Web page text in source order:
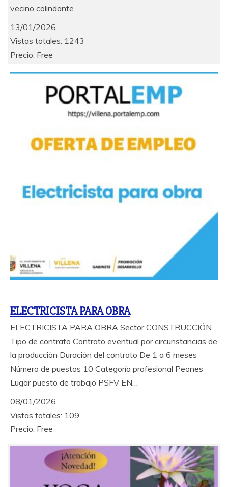
vecino colindante
13/01/2026
Vistas totales: 1243
Precio: Free
ELECTRICISTA PARA OBRA
ELECTRICISTA PARA OBRA Sector CONSTRUCCIÓN
Tipo de contrato Contrato eventual por circunstancias de
la producción Duración del contrato De 1 a 6 meses
Número de puestos 10 Categoría profesional Peones
Lugar puesto de trabajo PSFV EN…
08/01/2026
Vistas totales: 109
Precio: Free